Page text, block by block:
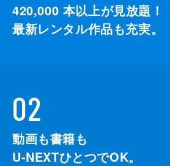
420,000 本以上が見放題！
最新レンタル作品も充実。
02
動画も書籍も
U-NEXTひとつでOK。